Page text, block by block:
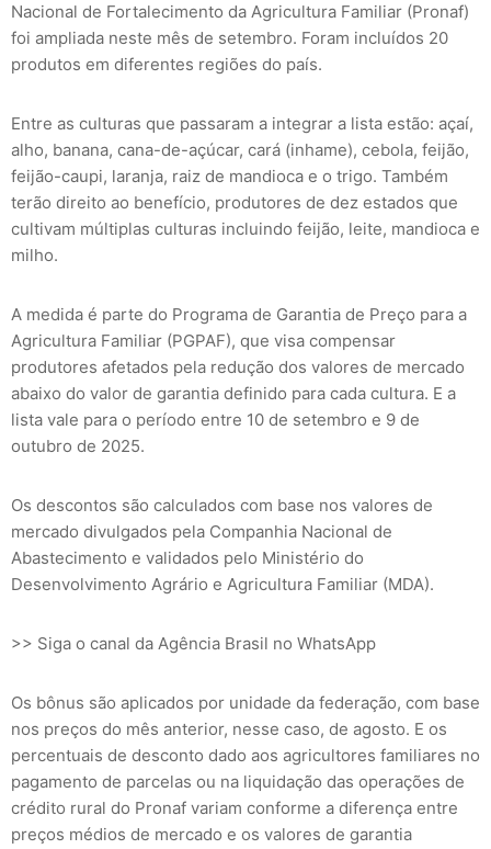
Nacional de Fortalecimento da Agricultura Familiar (Pronaf)
foi ampliada neste mês de setembro. Foram incluídos 20
produtos em diferentes regiões do país.
Entre as culturas que passaram a integrar a lista estão: açaí,
alho, banana, cana-de-açúcar, cará (inhame), cebola, feijão,
feijão-caupi, laranja, raiz de mandioca e o trigo. Também
terão direito ao benefício, produtores de dez estados que
cultivam múltiplas culturas incluindo feijão, leite, mandioca e
milho.
A medida é parte do Programa de Garantia de Preço para a
Agricultura Familiar (PGPAF), que visa compensar
produtores afetados pela redução dos valores de mercado
abaixo do valor de garantia definido para cada cultura. E a
lista vale para o período entre 10 de setembro e 9 de
outubro de 2025.
Os descontos são calculados com base nos valores de
mercado divulgados pela Companhia Nacional de
Abastecimento e validados pelo Ministério do
Desenvolvimento Agrário e Agricultura Familiar (MDA).
>> Siga o canal da Agência Brasil no WhatsApp
Os bônus são aplicados por unidade da federação, com base
nos preços do mês anterior, nesse caso, de agosto. E os
percentuais de desconto dado aos agricultores familiares no
pagamento de parcelas ou na liquidação das operações de
crédito rural do Pronaf variam conforme a diferença entre
preços médios de mercado e os valores de garantia